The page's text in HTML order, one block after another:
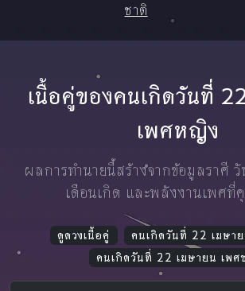
ชาติ
เนื้อคู่ของคนเกิดวันที่
เพศหญิง
ผลการทำนายนี้สร้างจากข้อมูลราศี
เดือนเกิด และพลังงานเพศที่
ดูดวงเนื้อคู่
คนเกิดวันที่ 22 เมษา
คนเกิดวันที่ 22 เมษายน เพศ